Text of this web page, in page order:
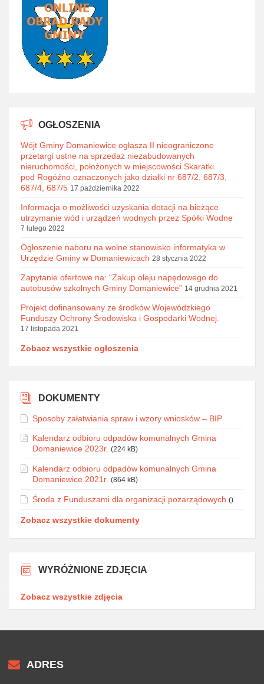
OGŁOSZENIA
Wójt Gminy Domaniewice ogłasza II nieograniczone
przetargi ustne na sprzedaż niezabudowanych
nieruchomości, położonych w miejscowości Skaratki
pod Rogóźno oznaczonych jako działki nr 687/2, 687/3,
687/4, 687/5 17 października 2022
Informacja o możliwości uzyskania dotacji na bieżące
utrzymanie wód i urządzeń wodnych przez Spółki Wodne
7 lutego 2022
Ogłoszenie naboru na wolne stanowisko informatyka w
Urzędzie Gminy w Domaniewicach 28 stycznia 2022
Zapytanie ofertowe na: “Zakup oleju napędowego do
autobusów szkolnych Gminy Domaniewice” 14 grudnia 2021
Projekt dofinansowany ze środków Wojewódzkiego
Funduszy Ochrony Środowiska i Gospodarki Wodnej.
17 listopada 2021
Zobacz wszystkie ogłoszenia
DOKUMENTY
Sposoby załatwiania spraw i wzory wniosków – BIP
Kalendarz odbioru odpadów komunalnych Gmina
Domaniewice 2023r. (224 kB)
Kalendarz odbioru odpadów komunalnych Gmina
Domaniewice 2021r. (864 kB)
Środa z Funduszami dla organizacji pozarządowych ()
Zobacz wszystkie dokumenty
WYRÓŻNIONE ZDJĘCIA
Zobacz wszystkie zdjęcia
ADRES